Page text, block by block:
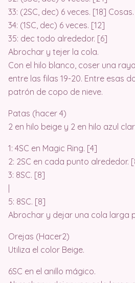
33: (2SC, dec) 6 veces. [18] Cosas.
34: (1SC, dec) 6 veces. [12]
35: dec todo alrededor. [6]
Abrochar y tejer la cola.
Con el hilo blanco, coser una
entre las filas 19-20. Entre esas
patrón de copo de nieve.
Patas (hacer 4)
2 en hilo beige y 2 en hilo azul
1: 4SC en Magic Ring. [4]
2: 2SC en cada punto alrededor.
3: 8SC. [8]
5: 8SC. [8]
Abrochar y dejar una cola larga
Orejas (Hacer2)
Utiliza el color Beige.
6SC en el anillo mágico.